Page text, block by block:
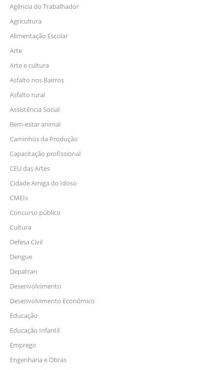
Agência do Trabalhador
Agricultura
Alimentação Escolar
Arte
Arte e cultura
Asfalto nos Bairros
Asfalto rural
Assistência Social
Bem-estar animal
Caminhos da Produção
Capacitação profissional
CEU das Artes
Cidade Amiga do Idoso
CMEIs
Concurso público
Cultura
Defesa Civil
Dengue
Depatran
Desenvolvimento
Desenvolvimento Econômico
Educação
Educação Infantil
Emprego
Engenharia e Obras